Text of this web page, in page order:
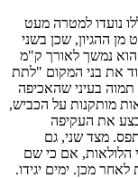
למטרה מעט
שכן בשני
לאורך ק"מ
בני המקום "לתת
בעיני שהאכיפה
על הכביש,
העקיפה
שני, גם
אם כי שם
ימים יגידו.